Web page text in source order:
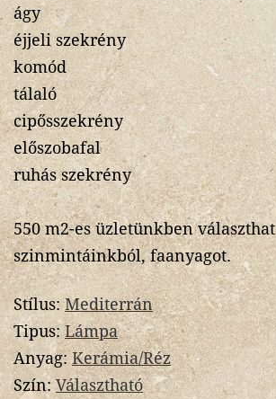
ágy
éjjeli szekrény
komód
tálaló
cipősszekrény
előszobafal
ruhás szekrény
550 m2-es üzletünkben választhat
szinmintáinkból, faanyagot.
Stílus:Mediterrán
Tipus:Lámpa
Anyag:Kerámia/Réz
Szín:Választható